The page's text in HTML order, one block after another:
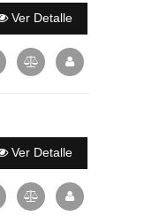
Ver Detalle
Ver Detalle